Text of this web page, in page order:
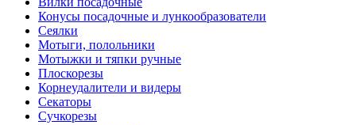
Конусы посадочные и лункообразователи
Сеялки
Мотыги, полольники
Мотыжки и тяпки ручные
Плоскорезы
Корнеудалители и видеры
Секаторы
Сучкорезы